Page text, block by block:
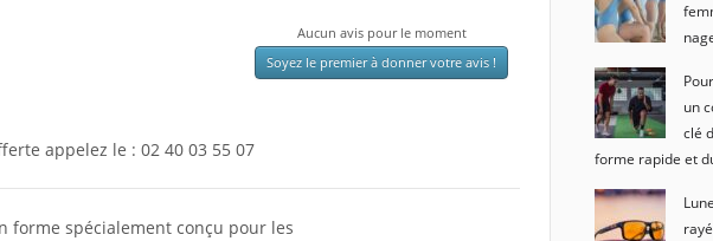
Aucun avis pour le moment
Soyez le premier à donner votre avis !
appelez le : 02 40 03 55 07
forme spécialement conçu pour les
un
clé
forme rapide et